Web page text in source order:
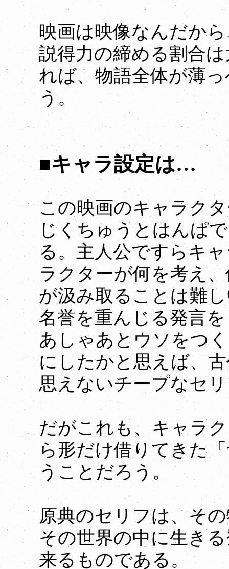
映画は映像なんだか
説得力の締める割合
れば、物語全体が薄
う。
■キャラ設定は…
この映画のキャラク
じくちゅうとはんぱ
る。主人公ですらキ
ラクターが何を考え
が汲み取ることは難
名誉を重んじる発言
あしゃあとウソをつ
にしたかと思えば、
思えないチープなセ
だがこれも、キャラ
ら形だけ借りてきた
うことだろう。
原典のセリフは、そ
その世界の中に生き
来るものである。